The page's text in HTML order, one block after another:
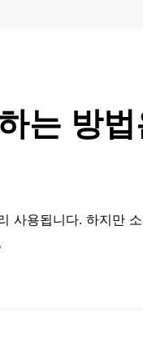
는 방
사용됩니다. 하지만